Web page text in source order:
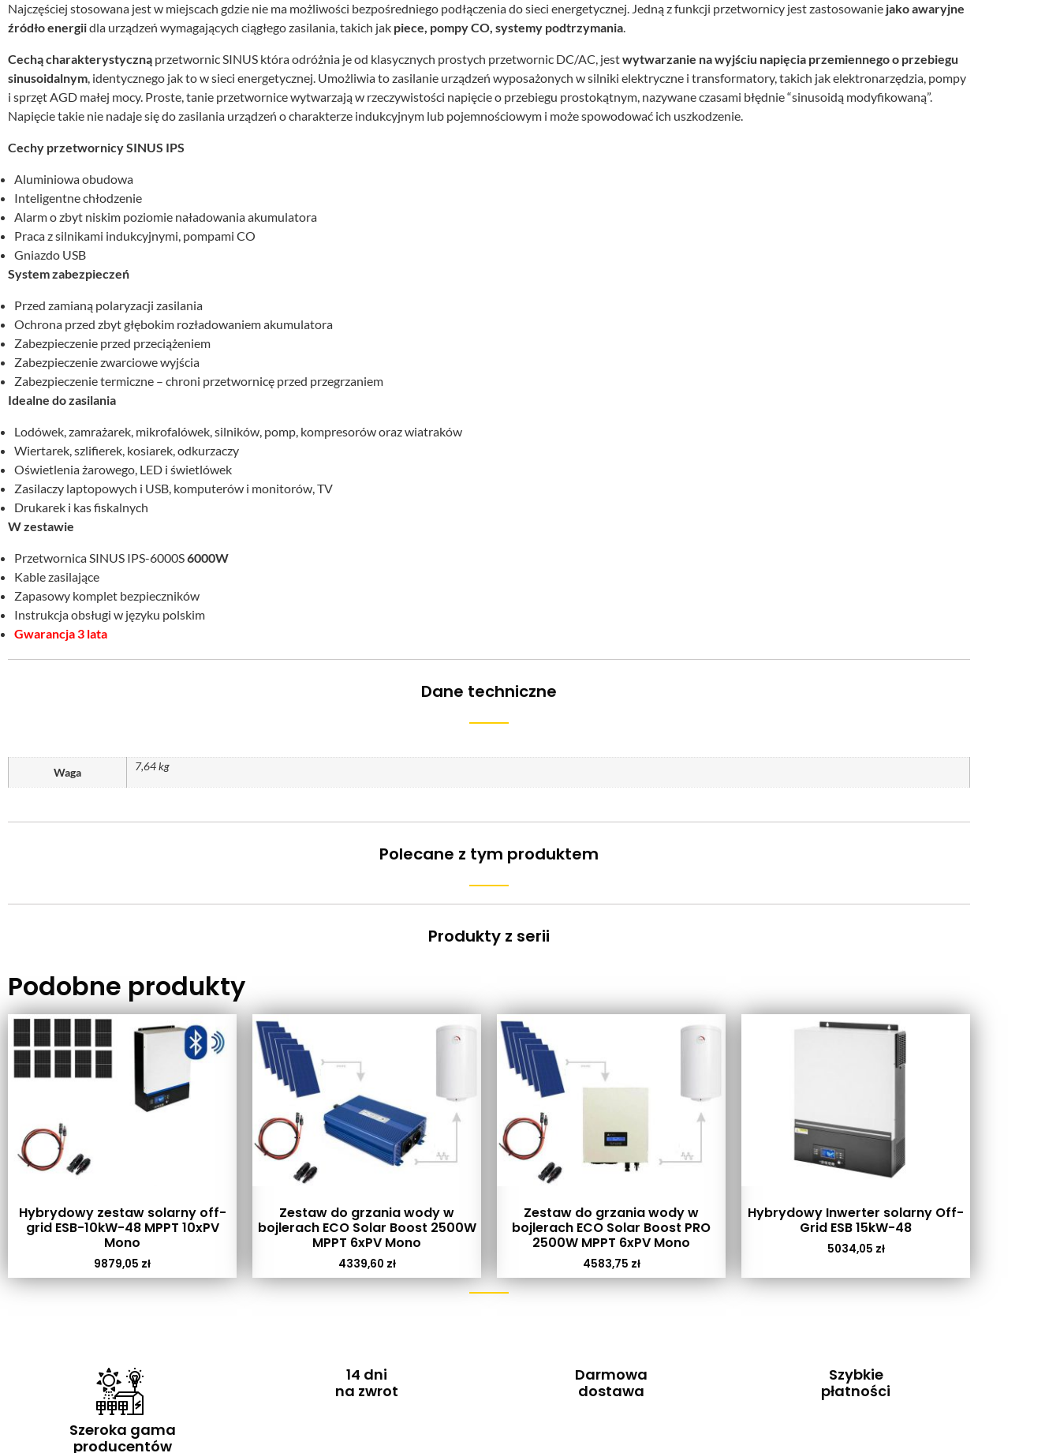
Najczęściej stosowana jest w miejscach gdzie nie ma możliwości bezpośredniego podłączenia do sieci energetycznej. Jedną z funkcji przetwornicy jest zastosowanie jako awaryjne
źródło energiidla urządzeń wymagających ciągłego zasilania, takich jak piece, pompy CO, systemy podtrzymania.
Cechą charakterystyczną przetwornic SINUS która odróżnia je od klasycznych prostych przetwornic DC/AC, jestwytwarzanie na wyjściu napięcia przemiennego o przebiegu
sinusoidalnym, identycznego jak to w sieci energetycznej. Umożliwia to zasilanie urządzeń wyposażonych w silniki elektryczne i transformatory, takich jak elektronarzędzia, pompy
i sprzęt AGD małej mocy. Proste, tanie przetwornice wytwarzają w rzeczywistości napięcie o przebiegu prostokątnym, nazywane czasami błędnie “sinusoidą modyfikowaną”.
Napięcie takie nie nadaje się do zasilania urządzeń o charakterze indukcyjnym lub pojemnościowym i może spowodować ich uszkodzenie.
Cechy przetwornicy SINUS IPS
Aluminiowa obudowa
Inteligentne chłodzenie
Alarm o zbyt niskim poziomie naładowania akumulatora
Praca z silnikami indukcyjnymi, pompami CO
Gniazdo USB
System zabezpieczeń
Przed zamianą polaryzacji zasilania
Ochrona przed zbyt głębokim rozładowaniem akumulatora
Zabezpieczenie przed przeciążeniem
Zabezpieczenie zwarciowe wyjścia
Zabezpieczenie termiczne – chroni przetwornicę przed przegrzaniem
Idealne do zasilania
Lodówek, zamrażarek, mikrofalówek, silników, pomp, kompresorów oraz wiatraków
Wiertarek, szlifierek, kosiarek, odkurzaczy
Oświetlenia żarowego, LED i świetlówek
Zasilaczy laptopowych i USB, komputerów i monitorów, TV
Drukarek i kas fiskalnych
W zestawie
Przetwornica SINUS IPS-6000S6000W
Kable zasilające
Zapasowy komplet bezpieczników
Instrukcja obsługi w języku polskim
Gwarancja 3 lata
Dane techniczne
Waga 7,64 kg
Polecane z tym produktem
Produkty z serii
Podobne produkty
Hybrydowy zestaw solarny off-
grid ESB-10kW-48 MPPT 10xPV
Mono
9879,05 zł
Zestaw do grzania wody w
bojlerach ECO Solar Boost 2500W
MPPT 6xPV Mono
4339,60 zł
Zestaw do grzania wody w
bojlerach ECO Solar Boost PRO
2500W MPPT 6xPV Mono
4583,75 zł
Hybrydowy Inwerter solarny Off-
Grid ESB 15kW-48
5034,05 zł
Szeroka gama
producentów
14 dni
na zwrot
Darmowa
dostawa
Szybkie
płatności